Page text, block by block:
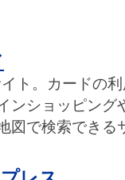
ト。カードの
ンショッピング
図で検索できる